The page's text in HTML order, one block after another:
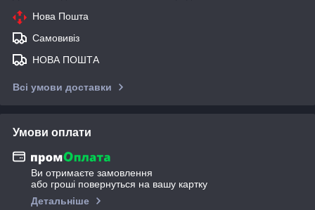
Нова Пошта
Самовивіз
НОВА ПОШТА
Всі умови доставки
Умови оплати
Ви отримаєте замовлення
або гроші повернуться на вашу картку
Детальніше